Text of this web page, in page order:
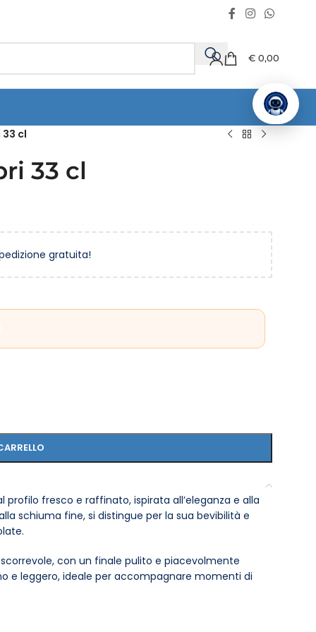
€ 0,00
cl
33 cl
gratuita!
profilo fresco e raffinato, ispirata all’eleganza e alla
schiuma fine, si distingue per la sua bevibilità e
con un finale pulito e piacevolmente
e leggero, ideale per accompagnare momenti di